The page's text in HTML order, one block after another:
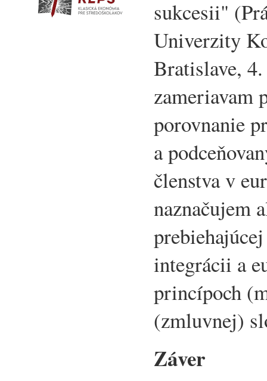
sukcesii"
Univerzity
Bratislave,
zameriavam
porovnanie
a
členstva v
naznačujem
integrácii a
princípoch
(zmluvnej)
Záver